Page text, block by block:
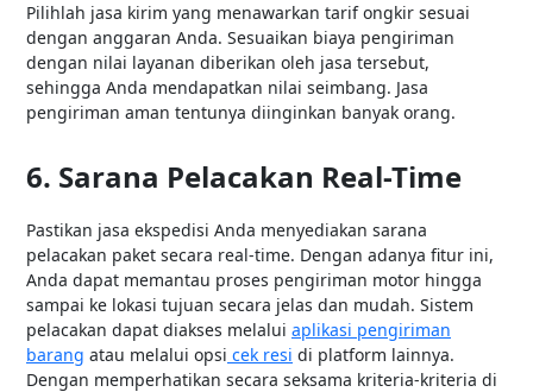
Pilihlah jasa kirim yang menawarkan tarif ongkir sesuai
dengan anggaran Anda. Sesuaikan biaya pengiriman
dengan nilai layanan diberikan oleh jasa tersebut,
sehingga Anda mendapatkan nilai seimbang. Jasa
pengiriman aman tentunya diinginkan banyak orang.
6. Sarana Pelacakan Real-Time
Pastikan jasa ekspedisi Anda menyediakan sarana
pelacakan paket secara real-time. Dengan adanya fitur ini,
Anda dapat memantau proses pengiriman motor hingga
sampai ke lokasi tujuan secara jelas dan mudah. Sistem
pelacakan dapat diakses melalui aplikasi pengiriman
barang atau melalui opsi cek resi di platform lainnya.
Dengan memperhatikan secara seksama kriteria-kriteria di